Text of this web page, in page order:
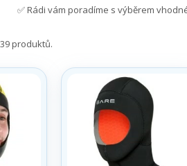
✅ Rádi vám poradíme s výběrem
produktů.